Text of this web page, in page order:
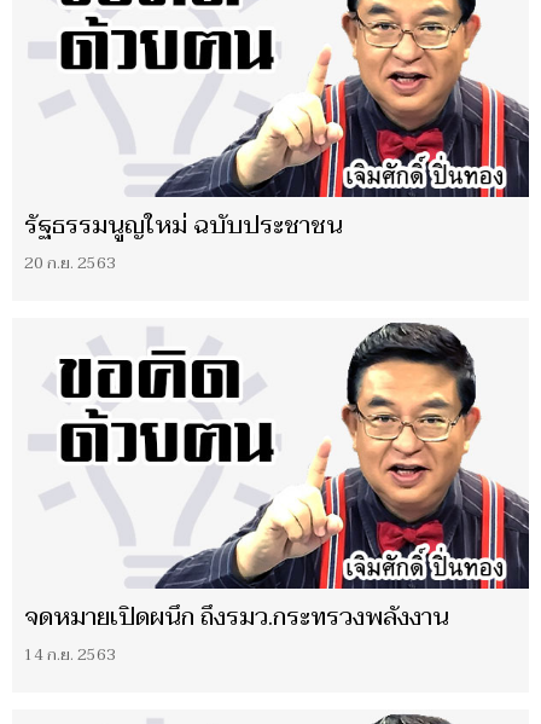
รัฐธรรมนูญใหม่ ฉบับประชาชน
20 ก.ย. 2563
จดหมายเปิดผนึก ถึงรมว.กระทรวงพลังงาน
14 ก.ย. 2563